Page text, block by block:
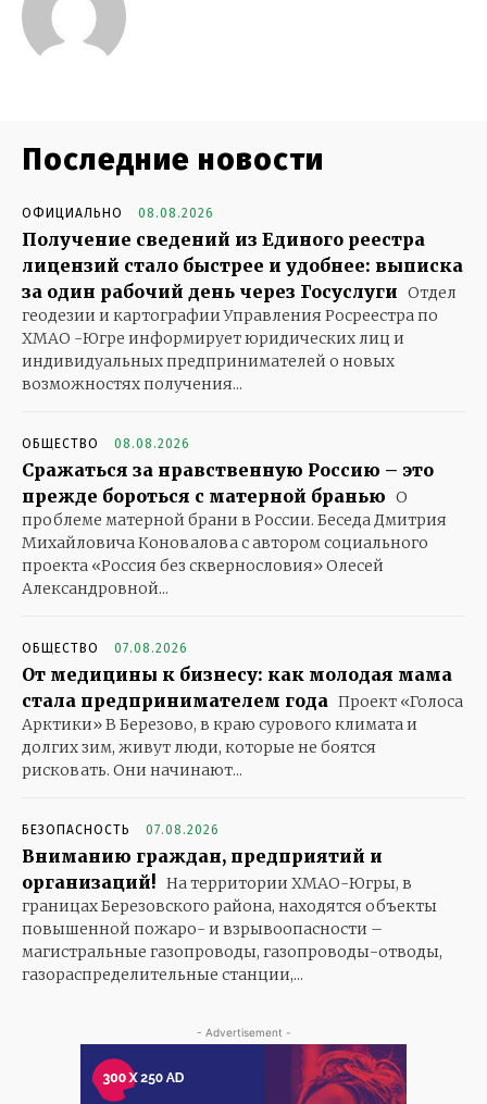
Последние новости
ОФИЦИАЛЬНО 08.08.2026
Получение сведений из Единого реестра
лицензий стало быстрее и удобнее: выписка
за один рабочий день через Госуслуги Отдел
геодезии и картографии Управления Росреестра по
ХМАО -Югре информирует юридических лиц и
индивидуальных предпринимателей о новых
возможностях получения...
ОБЩЕСТВО 08.08.2026
Сражаться за нравственную Россию – это
прежде бороться с матерной бранью О
проблеме матерной брани в России. Беседа Дмитрия
Михайловича Коновалова с автором социального
проекта «Россия без сквернословия» Олесей
Александровной...
ОБЩЕСТВО 07.08.2026
От медицины к бизнесу: как молодая мама
стала предпринимателем года Проект «Голоса
Арктики» В Березово, в краю сурового климата и
долгих зим, живут люди, которые не боятся
рисковать. Они начинают...
БЕЗОПАСНОСТЬ 07.08.2026
Вниманию граждан, предприятий и
организаций! На территории ХМАО-Югры, в
границах Березовского района, находятся объекты
повышенной пожаро- и взрывоопасности –
магистральные газопроводы, газопроводы-отводы,
газораспределительные станции,...
- Advertisement -